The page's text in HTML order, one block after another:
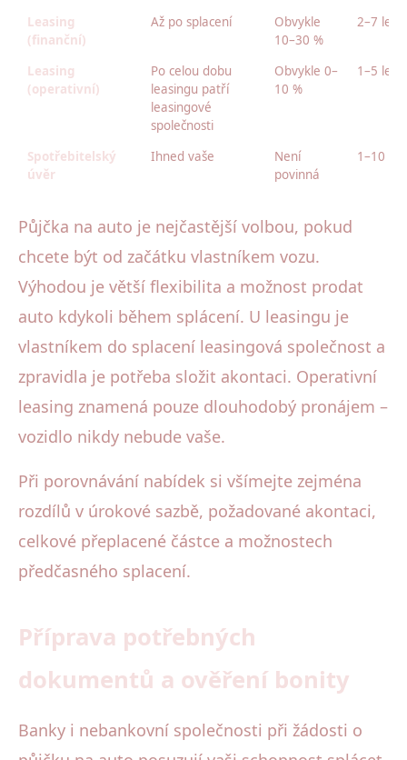
Leasing
(finanční)
Až po splacení
Obvykle
10–30 %
2–7 let
Leasing
(operativní)
Po celou dobu
leasingu patří
leasingové
společnosti
Obvykle 0–
10 %
1–5 let
Spotřebitelský
úvěr
Ihned vaše
Není
povinná
1–10 let
Půjčka na auto je nejčastější volbou, pokud
chcete být od začátku vlastníkem vozu.
Výhodou je větší flexibilita a možnost prodat
auto kdykoli během splácení. U leasingu je
vlastníkem do splacení leasingová společnost a
zpravidla je potřeba složit akontaci. Operativní
leasing znamená pouze dlouhodobý pronájem –
vozidlo nikdy nebude vaše.
Při porovnávání nabídek si všímejte zejména
rozdílů v úrokové sazbě, požadované akontaci,
celkové přeplacené částce a možnostech
předčasného splacení.
Příprava potřebných
dokumentů a ověření bonity
Banky i nebankovní společnosti při žádosti o